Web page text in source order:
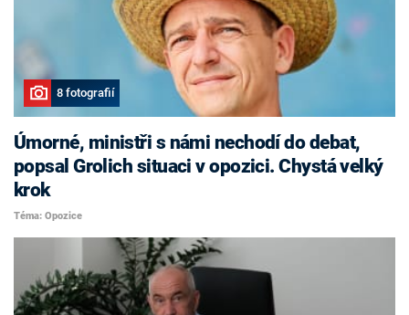
8 fotografií
Úmorné, ministři s námi nechodí do debat,
popsal Grolich situaci v opozici. Chystá velký
krok
Téma: Opozice